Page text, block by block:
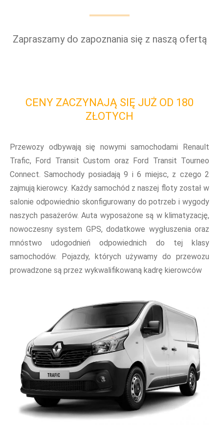
Zapraszamy do zapoznania się z naszą ofertą
CENY ZACZYNAJĄ SIĘ JUŻ OD 180
ZŁOTYCH
Przewozy odbywają się nowymi samochodami Renault
Trafic, Ford Transit Custom oraz Ford Transit Tourneo
Connect. Samochody posiadają 9 i 6 miejsc, z czego 2
zajmują kierowcy. Każdy samochód z naszej floty został w
salonie odpowiednio skonfigurowany do potrzeb i wygody
naszych pasażerów. Auta wyposażone są w klimatyzację,
nowoczesny system GPS, dodatkowe wygłuszenia oraz
mnóstwo udogodnień odpowiednich do tej klasy
samochodów. Pojazdy, których używamy do przewozu
prowadzone są przez wykwalifikowaną kadrę kierowców